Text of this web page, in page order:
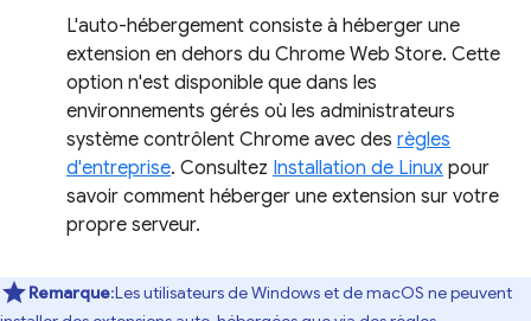
L'auto-hébergement consiste à héberger une
extension en dehors du Chrome Web Store. Cette
option n'est disponible que dans les
environnements gérés où les administrateurs
système contrôlent Chrome avec des règles
d'entreprise. Consultez Installation de Linux pour
savoir comment héberger une extension sur votre
propre serveur.
Remarque:Les utilisateurs de Windows et de macOS ne peuvent